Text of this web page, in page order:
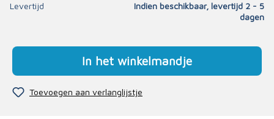
Levertijd
Indien beschikbaar, levertijd 2 - 5
dagen
In het winkelmandje
Toevoegen aan verlanglijstje